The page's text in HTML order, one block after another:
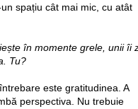
spațiu cât mai mic, cu atât
în momente grele, unii îi
Tu?
este gratitudinea. A
perspectiva. Nu trebuie